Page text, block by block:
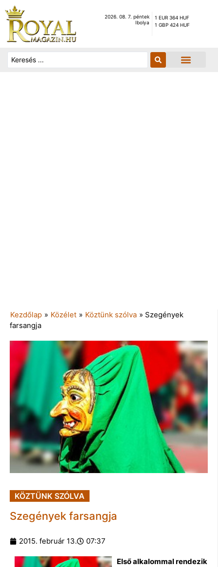
2026. 08. 7. péntek
Ibolya
1 EUR 364 HUF
1 GBP 424 HUF
Kezdőlap » Közélet » Köztünk szólva » Szegények
farsangja
KÖZTÜNK SZÓLVA
Szegények farsangja
2015. február 13. 07:37
Első alkalommal rendezik